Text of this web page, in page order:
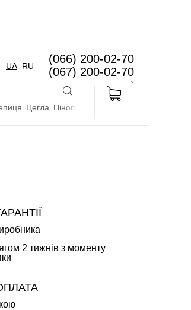
Цегла Пінопласт
(066) 200-02-70
(067) 200-02-70
UA RU
2 тижнів з моменту